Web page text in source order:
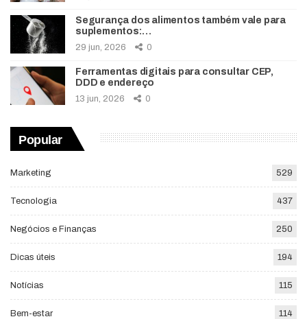
Segurança dos alimentos também vale para
suplementos:…
29 jun, 2026 0
Ferramentas digitais para consultar CEP,
DDD e endereço
13 jun, 2026 0
Popular
Marketing 529
Tecnologia 437
Negócios e Finanças 250
Dicas úteis 194
Notícias 115
Bem-estar 114